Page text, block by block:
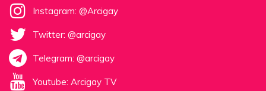
Instagram: @Arcigay
Twitter: @arcigay
Telegram: @arcigay
Youtube: Arcigay TV